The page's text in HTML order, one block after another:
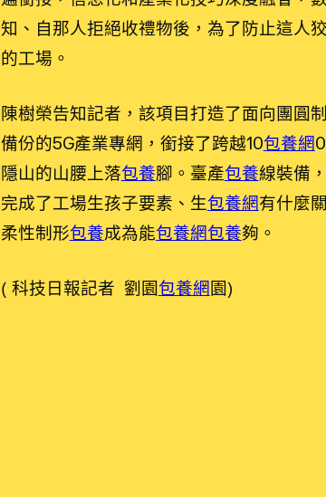
知、自那人拒絕收禮物後，為了防止這人
的工場。
陳樹榮告知記者，該項目打造了面向團圓
備份的5G產業專網，銜接了跨越10包養網
隱山的山腰上落包養腳。臺產包養線裝備
完成了工場生孩子要素、生包養網有什麼
柔性制形包養成為能包養網包養夠。
（科技日報記者 劉園包養網園）